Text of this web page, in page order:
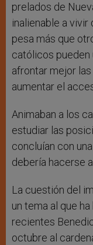
prelados de
inalienable a
pesa más que
católicos pueden
afrontar mejor
aumentar el
Animaban a los
estudiar las
concluían con
debería hacerse
La cuestión del
un tema al que
recientes
octubre al